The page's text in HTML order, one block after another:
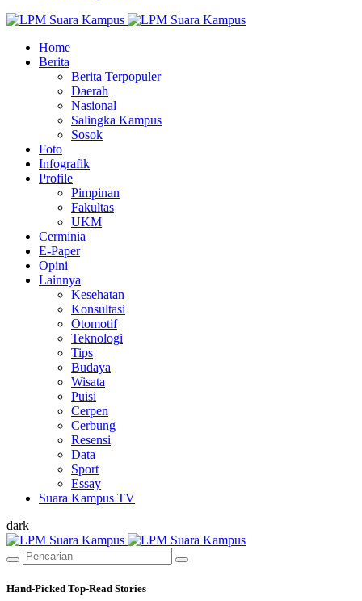
Home
Berita
Berita Terpopuler
Daerah
Nasional
Salingka Kampus
Sosok
Foto
Infografik
Profile
Pimpinan
Fakultas
UKM
Cerminia
E-Paper
Opini
Lainnya
Kesehatan
Konsultasi
Otomotif
Teknologi
Tips
Budaya
Wisata
Puisi
Cerpen
Cerbung
Resensi
Data
Sport
Essay
Suara Kampus TV
dark
Hand-Picked Top-Read Stories